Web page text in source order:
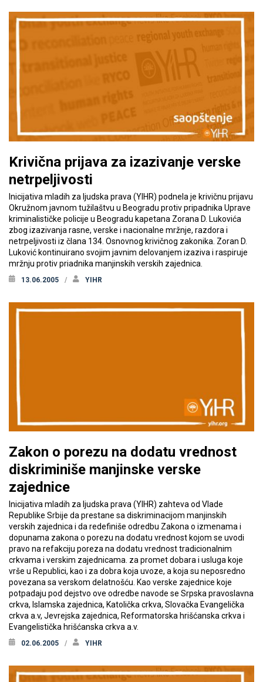
Krivična prijava za izazivanje verske
netrpeljivosti
Inicijativa mladih za ljudska prava (YIHR) podnela je krivičnu prijavu
Okružnom javnom tužilaštvu u Beogradu protiv pripadnika Uprave
kriminalističke policije u Beogradu kapetana Zorana D. Lukovića
zbog izazivanja rasne, verske i nacionalne mržnje, razdora i
netrpeljivosti iz člana 134. Osnovnog krivičnog zakonika. Zoran D.
Luković kontinuirano svojim javnim delovanjem izaziva i raspiruje
mržnju protiv priadnika manjinskih verskih zajednica.
13.06.2005 YIHR
Zakon o porezu na dodatu vrednost
diskriminiše manjinske verske
zajednice
Inicijativa mladih za ljudska prava (YIHR) zahteva od Vlade
Republike Srbije da prestane sa diskriminacijom manjinskih
verskih zajednica i da redefiniše odredbu Zakona o izmenama i
dopunama zakona o porezu na dodatu vrednost kojom se uvodi
pravo na refakciju poreza na dodatu vrednost tradicionalnim
crkvama i verskim zajednicama. za promet dobara i usluga koje
vrše u Republici, kao i za dobra koja uvoze, a koja su neposredno
povezana sa verskom delatnošću. Kao verske zajednice koje
potpadaju pod dejstvo ove odredbe navode se Srpska pravoslavna
crkva, Islamska zajednica, Katolička crkva, Slovačka Evangelička
crkva a.v, Jevrejska zajednica, Reformatorska hrišćanska crkva i
Evangelistička hrišćanska crkva a.v.
02.06.2005 YIHR